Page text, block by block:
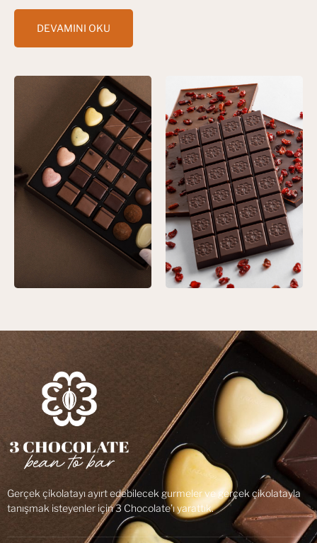
DEVAMINI OKU
Gerçek çikolatayı ayırt edebilecek gurmeler ve gerçek çikolatayla
tanışmak isteyenler için 3 Chocolate’ı yarattık.